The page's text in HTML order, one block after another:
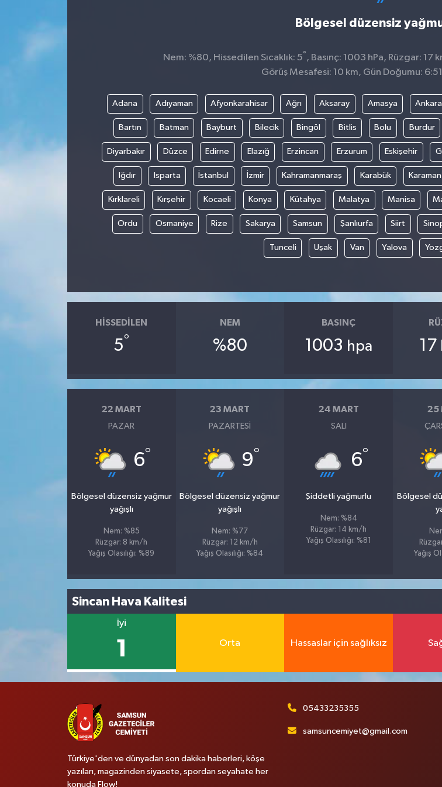
Bölgesel düzensiz
Nem: %80, Hissedilen Sıcaklık: 5° , Basınç: 1003 hPa, Rüzgar: 17
Görüş Mesafesi: 10 km, Gün Doğumu:
Adana Adıyaman Afyonkarahisar Ağrı Aksaray Amasya Ankara
Bartın Batman Bayburt Bilecik Bingöl Bitlis Bolu Burdur
Diyarbakır Düzce Edirne Elazığ Erzincan Erzurum Eskişehir
Iğdır Isparta İstanbul İzmir Kahramanmaraş Karabük Karaman
Kırklareli Kırşehir Kocaeli Konya Kütahya Malatya Manisa
Ordu Osmaniye Rize Sakarya Samsun Şanlıurfa Siirt
Tunceli Uşak Van Yalova
HISSEDILEN
5°
NEM
%80
BASINÇ
1003 hpa 17
22 MART
PAZAR
6°
Bölgesel düzensiz yağmur
yağışlı
Nem: %85
Rüzgar: 8 km/h
Yağış Olasılığı: %89
23 MART
PAZARTESI
9°
Bölgesel düzensiz yağmur
yağışlı
Nem: %77
Rüzgar: 12 km/h
Yağış Olasılığı: %84
24 MART
SALI
6°
Şiddetli yağmurlu
Nem: %84
Rüzgar: 14 km/h
Yağış Olasılığı: %81
25
Bölgesel
Yağış
Sincan Hava Kalitesi
İyi
1 Orta Hassaslar için sağlıksız
Türkiye'den ve dünyadan son dakika haberleri, köşe
yazıları, magazinden siyasete, spordan seyahate her
konuda Flow!
05433235355
samsuncemiyet@gmail.com